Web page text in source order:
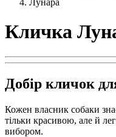
Лунара
Кличка
Добір кличок
Кожен власник собаки
тільки красивою, але й
вибором.